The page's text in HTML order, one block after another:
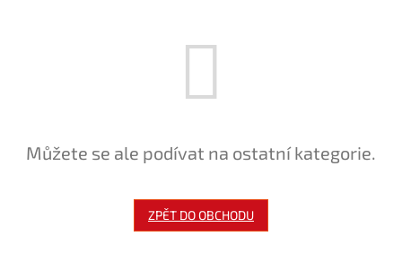
Můžete se ale podívat na ostatní kategorie.
ZPĚT DO OBCHODU